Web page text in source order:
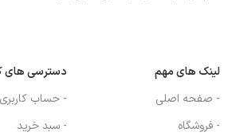
لینک های مهم
- صفحه اصلی
- فروشگاه
دسترسی های
- حساب کاربری
- سبد خرید